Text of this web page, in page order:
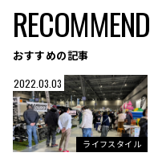
RECOMMEND
おすすめの記事
2022.03.03
ライフスタイル